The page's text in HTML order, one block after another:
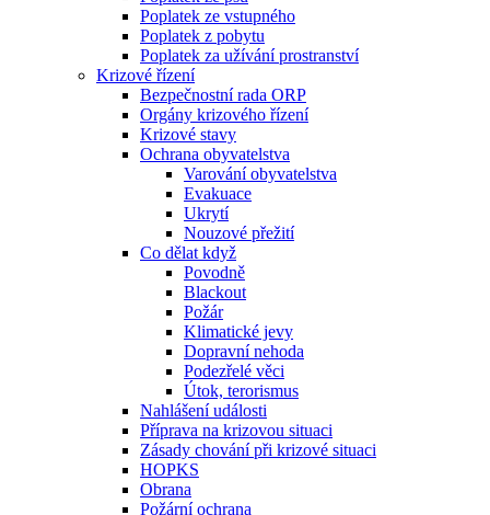
Poplatek ze vstupného
Poplatek z pobytu
Poplatek za užívání prostranství
Krizové řízení
Bezpečnostní rada ORP
Orgány krizového řízení
Krizové stavy
Ochrana obyvatelstva
Varování obyvatelstva
Evakuace
Ukrytí
Nouzové přežití
Co dělat když
Povodně
Blackout
Požár
Klimatické jevy
Dopravní nehoda
Podezřelé věci
Útok, terorismus
Nahlášení události
Příprava na krizovou situaci
Zásady chování při krizové situaci
HOPKS
Obrana
Požární ochrana